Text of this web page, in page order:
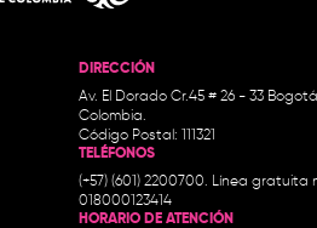
DIRECCIÓN
Av. El Dorado Cr.45 # 26 - 33
Colombia.
Código Postal: 111321
TELÉFONOS
(+57) (601) 2200700. Línea gratuita
018000123414
HORARIO DE ATENCIÓN